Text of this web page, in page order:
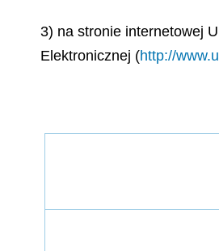
3) na stronie internetowej
Elektronicznej (http://